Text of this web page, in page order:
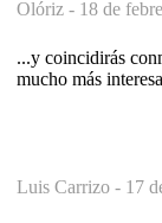
Olóriz - 18 de
...y coincidirás
mucho más
Luis Carrizo - 17